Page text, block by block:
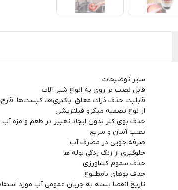
سایر توضیحات
قابل نصب بر روی به انواع شیر آلات
قابلیت حذف ذرات معلق، باکتری‌ها، کیست‌ها،
از نوع تصفیه میکرو فیلتریشن
حذف بوی کلر بدون ایجاد تغییر در طعم و مزه آب
نصب آسان و سریع
صرفه جویی در مصرف آب
جلوگیری از زنگ زدگی لوله ها
حذف سموم کشاورزی
حذف بوهای نامطبوع
تاریخ انقضا بسته به جریان عمومی آب مورد استفاده هر ۶ ماه یکبار